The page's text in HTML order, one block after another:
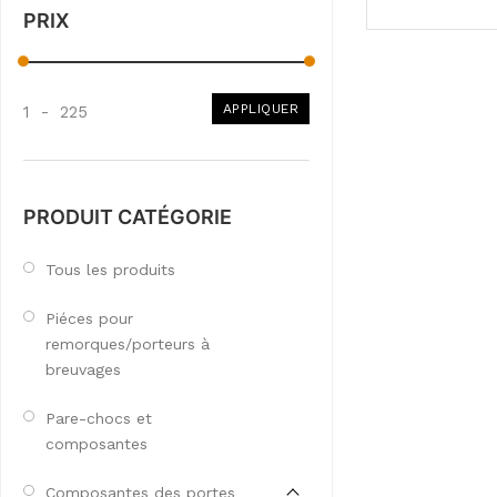
PRIX
1 - 225 APPLIQUER
PRODUIT CATÉGORIE
Tous les produits
Piéces pour
remorques/porteurs à
breuvages
Pare-chocs et
composantes
Composantes des portes